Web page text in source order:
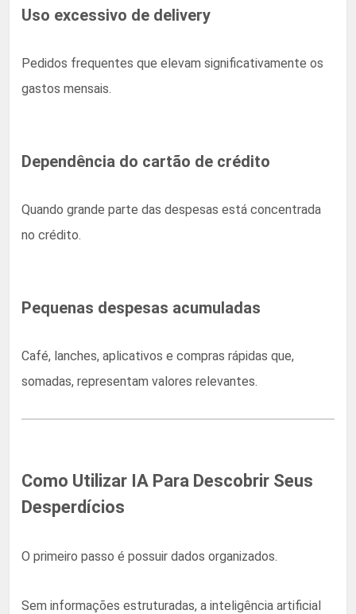
Uso excessivo de delivery
Pedidos frequentes que elevam significativamente os
gastos mensais.
Dependência do cartão de crédito
Quando grande parte das despesas está concentrada
no crédito.
Pequenas despesas acumuladas
Café, lanches, aplicativos e compras rápidas que,
somadas, representam valores relevantes.
Como Utilizar IA Para Descobrir Seus
Desperdícios
O primeiro passo é possuir dados organizados.
Sem informações estruturadas, a inteligência artificial